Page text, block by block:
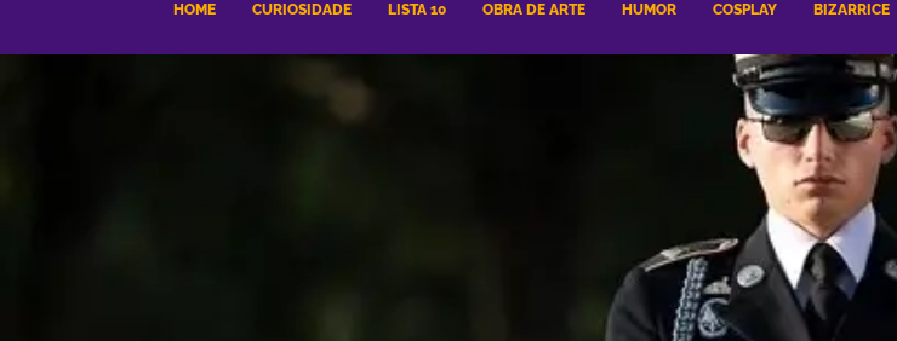
HOME CURIOSIDADE LISTA 10 OBRA DE ARTE HUMOR COSPLAY BIZARRICE